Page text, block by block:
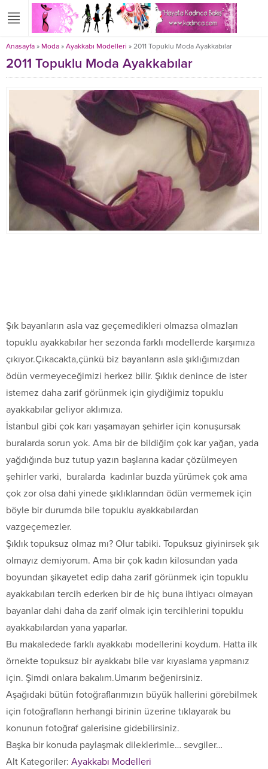
Anasayfa » Moda » Ayakkabı Modelleri » 2011 Topuklu Moda Ayakkabılar
2011 Topuklu Moda Ayakkabılar
Şık bayanların asla vaz geçemedikleri olmazsa olmazları
topuklu ayakkabılar her sezonda farklı modellerde karşımıza
çıkıyor.Çıkacakta,çünkü biz bayanların asla şıklığımızdan
ödün vermeyeceğimizi herkez bilir. Şıklık denince de ister
istemez daha zarif görünmek için giydiğimiz topuklu
ayakkabılar geliyor aklımıza.
İstanbul gibi çok karı yaşamayan şehirler için konuşursak
buralarda sorun yok. Ama bir de bildiğim çok kar yağan, yada
yağdığında buz tutup yazın başlarına kadar çözülmeyen
şehirler varki, buralarda kadınlar buzda yürümek çok ama
çok zor olsa dahi yinede şıklıklarından ödün vermemek için
böyle bir durumda bile topuklu ayakkabılardan
vazgeçemezler.
Şıklık topuksuz olmaz mı? Olur tabiki. Topuksuz giyinirsek şık
olmayız demiyorum. Ama bir çok kadın kilosundan yada
boyundan şikayetet edip daha zarif görünmek için topuklu
ayakkabıları tercih ederken bir de hiç buna ihtiyacı olmayan
bayanlar dahi daha da zarif olmak için tercihlerini topuklu
ayakkabılardan yana yaparlar.
Bu makaledede farklı ayakkabı modellerini koydum. Hatta ilk
örnekte topuksuz bir ayakkabı bile var kıyaslama yapmanız
için. Şimdi onlara bakalım.Umarım beğenirsiniz.
Aşağıdaki bütün fotoğraflarımızın büyük hallerini görebilmek
için fotoğrafların herhangi birinin üzerine tıklayarak bu
konunun fotoğraf galerisine gidebilirsiniz.
Başka bir konuda paylaşmak dileklerimle… sevgiler…
Alt Kategoriler: Ayakkabı Modelleri